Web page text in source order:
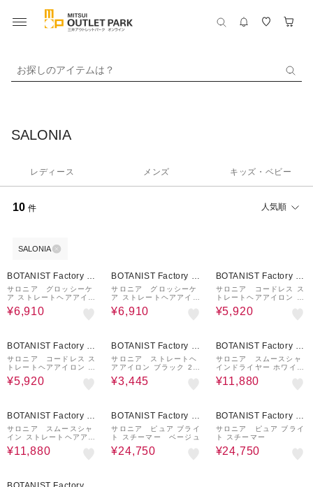
お探しのアイテムは？
SALONIA
レディース メンズ キッズ・ベビー
10 件 人気順
SALONIA
BOTANIST Factory / a
nd Habit
サロニア グロッシーケ
ア ストレートヘアアイロ
ン​ ホワイト 24mm SA
L24112WH
¥6,910
BOTANIST Factory / a
nd Habit
サロニア グロッシーケ
ア ストレートヘアアイロ
ン​ グレー 24mm SAL2
4112GR
¥6,910
BOTANIST Factory / a
nd Habit
サロニア コードレス ス
トレートヘアアイロン ブ
ルー 12mm KSAL251
19BL
¥5,920
BOTANIST Factory / a
nd Habit
サロニア コードレス ス
トレートヘアアイロン ピ
ンク 12mm KSAL251
19PK
¥5,920
BOTANIST Factory / a
nd Habit
サロニア ストレートヘ
アアイロン ブラック 24
mm SL-004S
¥3,445
BOTANIST Factory / a
nd Habit
サロニア スムースシャ
インドライヤー ホワイ
ト SAL23209WH
¥11,880
BOTANIST Factory / a
nd Habit
サロニア スムースシャ
イン ストレートヘアアイ
ロン ブラック 24mm
SAL23105BK
¥11,880
BOTANIST Factory / a
nd Habit
サロニア ピュア ブライ
ト スチーマー ベージュ
¥24,750
BOTANIST Factory / a
nd Habit
サロニア ピュア ブライ
ト スチーマー
¥24,750